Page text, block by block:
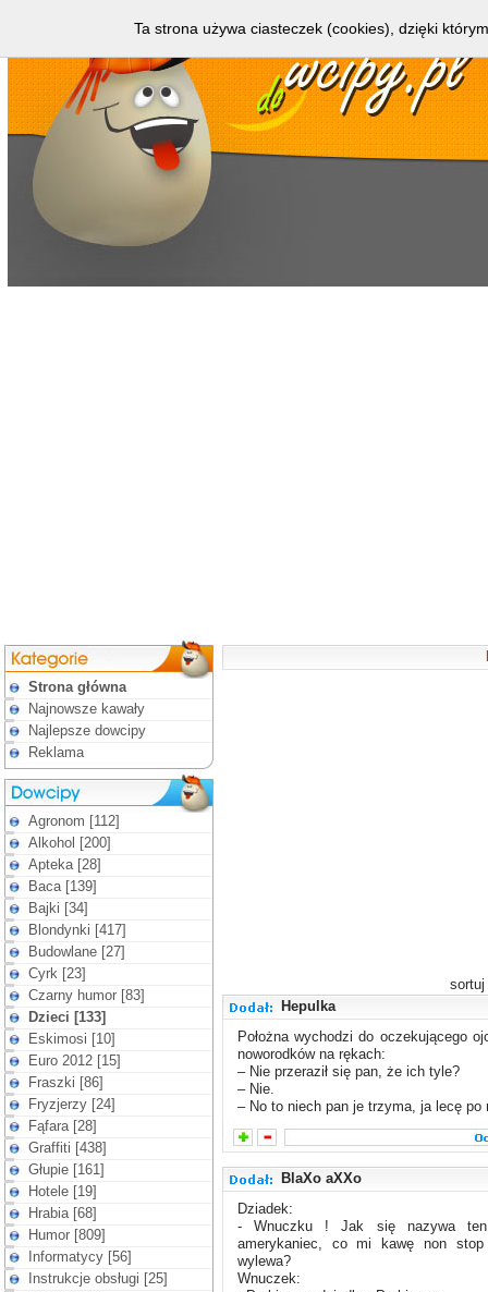
Strona główna
Najnowsze kawały
Najlepsze dowcipy
Reklama
Agronom [112]
Alkohol [200]
Apteka [28]
Baca [139]
Bajki [34]
Blondynki [417]
Budowlane [27]
Cyrk [23]
Czarny humor [83]
Dzieci [133]
Eskimosi [10]
Euro 2012 [15]
Fraszki [86]
Fryzjerzy [24]
Fąfara [28]
Graffiti [438]
Głupie [161]
Hotele [19]
Hrabia [68]
Humor [809]
Informatycy [56]
Instrukcje obsługi [25]
Hepulka
Położna wychodzi do oczekującego
noworodków na rękach:
– Nie przeraził się pan, że ich tyle?
– Nie.
– No to niech pan je trzyma, ja lecę po
BlaXo aXXo
Dziadek:
- Wnuczku ! Jak się nazywa ten
amerykaniec, co mi kawę non
wylewa?
Wnuczek:
Ta strona używa ciasteczek (cookies), dzięki